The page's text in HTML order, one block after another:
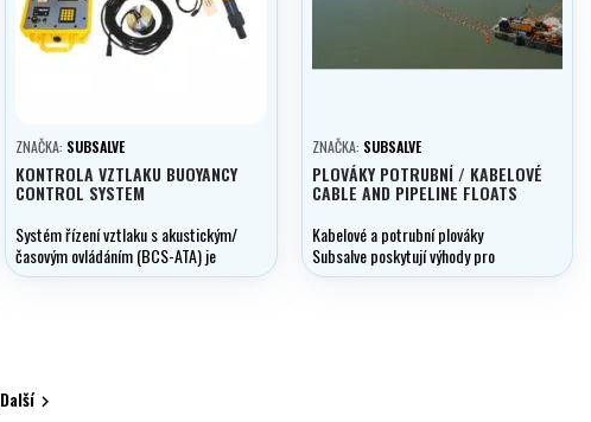
ZNAČKA: SUBSALVE
KONTROLA VZTLAKU BUOYANCY
CONTROL SYSTEM
Systém řízení vztlaku s akustickým/
časovým ovládáním (BCS-ATA) je
první snadno použitelný systém
ZNAČKA: SUBSALVE
PLOVÁKY POTRUBNÍ / KABELOVÉ
CABLE AND PIPELINE FLOATS
Kabelové a potrubní plováky
Subsalve poskytují výhody pro
úspornou a efektivní instalaci
Další 